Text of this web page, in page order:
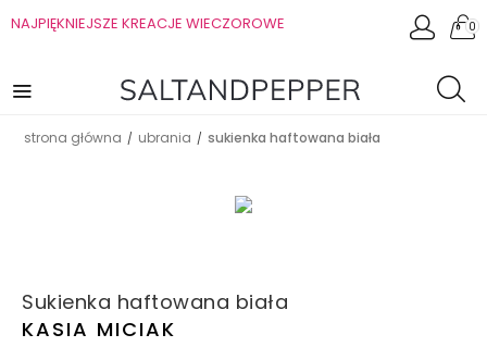
NAJPIĘKNIEJSZE KREACJE WIECZOROWE 0
strona główna / ubrania / sukienka haftowana biała
Sukienka haftowana biała
KASIA MICIAK